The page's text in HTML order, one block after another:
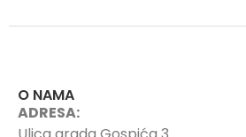
O NAMA
ADRESA: